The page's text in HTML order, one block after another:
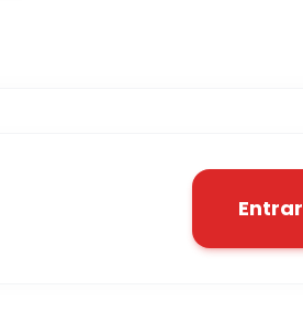
Entrar